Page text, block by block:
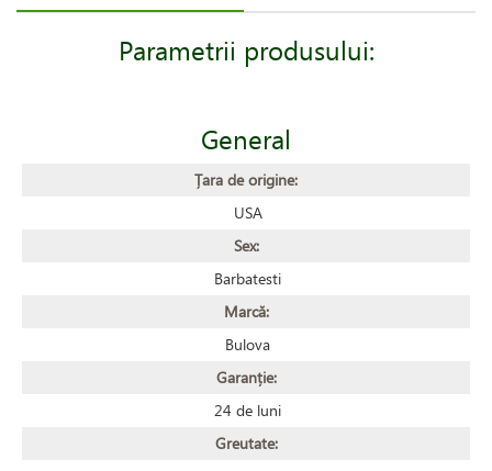
Parametrii produsului:
General
Țara de origine:
USA
Sex:
Barbatesti
Marcă:
Bulova
Garanție:
24 de luni
Greutate: